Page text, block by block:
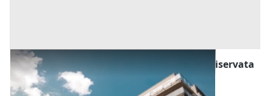
Asta Fabbricato civile con ingresso da via riservata
Offerta minima
21.515,63 € 28.687,50 €